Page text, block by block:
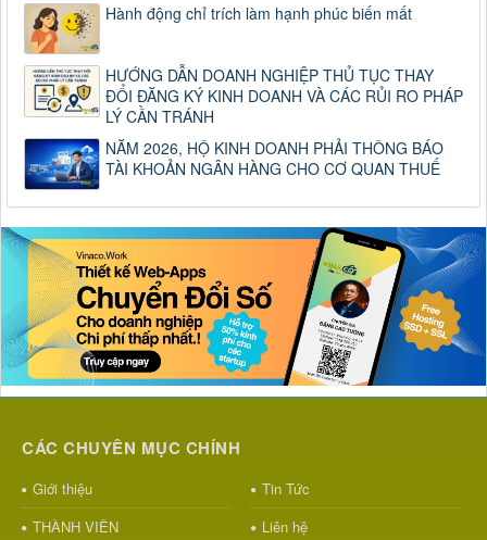
Hành động chỉ trích làm hạnh phúc biến mất
HƯỚNG DẪN DOANH NGHIỆP THỦ TỤC THAY
ĐỔI ĐĂNG KÝ KINH DOANH VÀ CÁC RỦI RO PHÁP
LÝ CẦN TRÁNH
NĂM 2026, HỘ KINH DOANH PHẢI THÔNG BÁO
TÀI KHOẢN NGÂN HÀNG CHO CƠ QUAN THUẾ
CÁC CHUYÊN MỤC CHÍNH
Giới thiệu
Tin Tức
THÀNH VIÊN
Liên hệ